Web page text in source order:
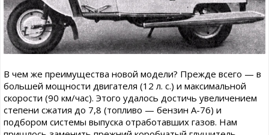
В чем же преимущества новой модели? Прежде всего — в
большей мощности двигателя (12 л. с.) и максимальной
скорости (90 км/час). Этого удалось достичь увеличением
степени сжатия до 7,8 (топливо — бензин А-76) и
подбором системы выпуска отработавших газов. Нам